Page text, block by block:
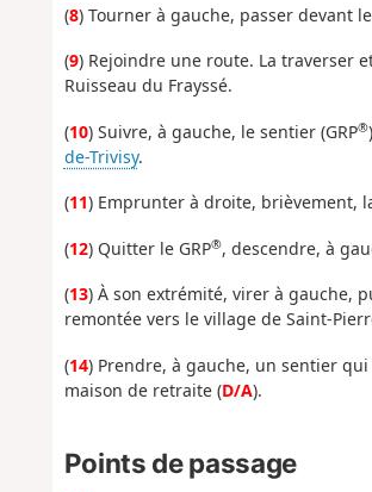
(8) Tourner à gauche, passer devant
(9) Rejoindre une route. La traverser
Ruisseau du Frayssé.
(10) Suivre, à gauche, le sentier (GRP®
de-Trivisy.
(11) Emprunter à droite, brièvement,
(12) Quitter le GRP®, descendre, à
(13) À son extrémité, virer à gauche,
remontée vers le village de Saint-
(14) Prendre, à gauche, un sentier
maison de retraite (D/A).
Points de passage